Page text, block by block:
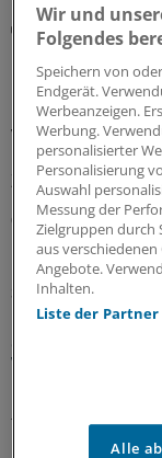
Notfallversorgung
Neuer
Erfolgsmodell
In nur zwölf
vergeben: Der
Zuständig sind
07.08.2026
Sparpaket sorgt für
Woche geben
Ein Passus des
für Unruhe unter
Wir und
Folgendes
Speichern von
Endgerät.
Werbeanzeigen.
Werbung.
personalisierter
Personalisierung
Auswahl
Messung der
Zielgruppen durch
aus
Angebote.
Inhalten.
Liste der
Alle